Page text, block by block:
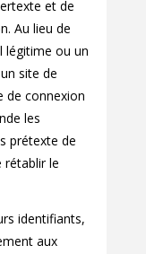
et de
Au lieu de
légitime ou un
site de
de connexion
les
prétexte de
rétablir le
identifiants,
aux